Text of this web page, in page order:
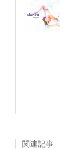
関連記事